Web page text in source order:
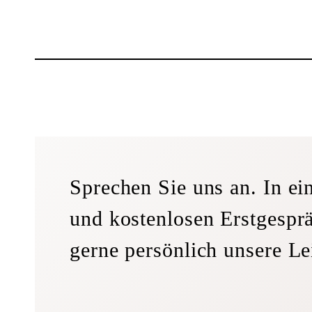
Sprechen Sie uns an. In
und kostenlosen
gerne persönlich unsere